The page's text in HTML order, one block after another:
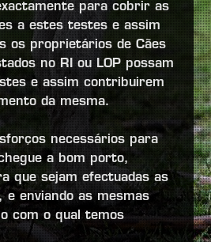
para cobrir as
a estes testes e assim
os proprietários de Cães
no RI ou LOP possam
e assim contribuirem
da mesma.
necessários para
a bom porto,
que sejam efectuadas as
e enviando as mesmas
com o qual temos